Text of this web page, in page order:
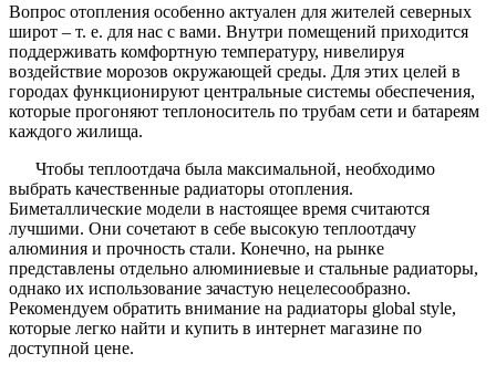
Вопрос отопления особенно актуален для жителей северных
широт – т. е. для нас с вами. Внутри помещений приходится
поддерживать комфортную температуру, нивелируя
воздействие морозов окружающей среды. Для этих целей в
городах функционируют центральные системы обеспечения,
которые прогоняют теплоноситель по трубам сети и батареям
каждого жилища.
Чтобы теплоотдача была максимальной, необходимо
выбрать качественные радиаторы отопления.
Биметаллические модели в настоящее время считаются
лучшими. Они сочетают в себе высокую теплоотдачу
алюминия и прочность стали. Конечно, на рынке
представлены отдельно алюминиевые и стальные радиаторы,
однако их использование зачастую нецелесообразно.
Рекомендуем обратить внимание на радиаторы global style,
которые легко найти и купить в интернет магазине по
доступной цене.